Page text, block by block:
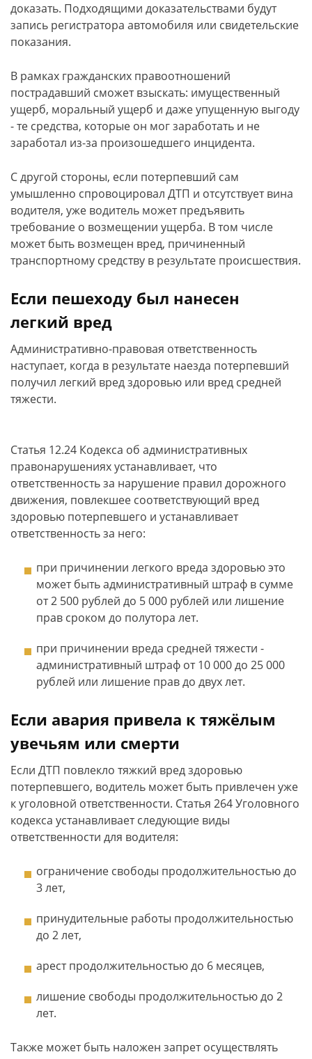
доказать. Подходящими доказательствами будут
запись регистратора автомобиля или свидетельские
показания.
В рамках гражданских правоотношений
пострадавший сможет взыскать: имущественный
ущерб, моральный ущерб и даже упущенную выгоду
- те средства, которые он мог заработать и не
заработал из-за произошедшего инцидента.
С другой стороны, если потерпевший сам
умышленно спровоцировал ДТП и отсутствует вина
водителя, уже водитель может предъявить
требование о возмещении ущерба. В том числе
может быть возмещен вред, причиненный
транспортному средству в результате происшествия.
Если пешеходу был нанесен
легкий вред
Административно-правовая ответственность
наступает, когда в результате наезда потерпевший
получил легкий вред здоровью или вред средней
тяжести.
Статья 12.24 Кодекса об административных
правонарушениях устанавливает, что
ответственность за нарушение правил дорожного
движения, повлекшее соответствующий вред
здоровью потерпевшего и устанавливает
ответственность за него:
при причинении легкого вреда здоровью это
может быть административный штраф в сумме
от 2 500 рублей до 5 000 рублей или лишение
прав сроком до полутора лет.
при причинении вреда средней тяжести -
административный штраф от 10 000 до 25 000
рублей или лишение прав до двух лет.
Если авария привела к тяжёлым
увечьям или смерти
Если ДТП повлекло тяжкий вред здоровью
потерпевшего, водитель может быть привлечен уже
к уголовной ответственности. Статья 264 Уголовного
кодекса устанавливает следующие виды
ответственности для водителя:
ограничение свободы продолжительностью до
3 лет,
принудительные работы продолжительностью
до 2 лет,
арест продолжительностью до 6 месяцев,
лишение свободы продолжительностью до 2
лет.
Также может быть наложен запрет осуществлять